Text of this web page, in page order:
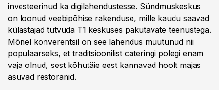
investeerinud ka digilahendustesse. Sündmuskeskus
on loonud veebipõhise rakenduse, mille kaudu saavad
külastajad tutvuda T1 keskuses pakutavate teenustega.
Mõnel konverentsil on see lahendus muutunud nii
populaarseks, et traditsioonilist cateringi polegi enam
vaja olnud, sest kõhutäie eest kannavad hoolt majas
asuvad restoranid.